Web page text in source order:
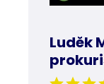
Luděk